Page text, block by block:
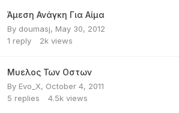
Άμεση Ανάγκη Για Αίμα
By doumasj, May 30, 2012
1 reply 2k views
Μυελος Των Οστων
By Evo_X, October 4, 2011
5 replies 4.5k views